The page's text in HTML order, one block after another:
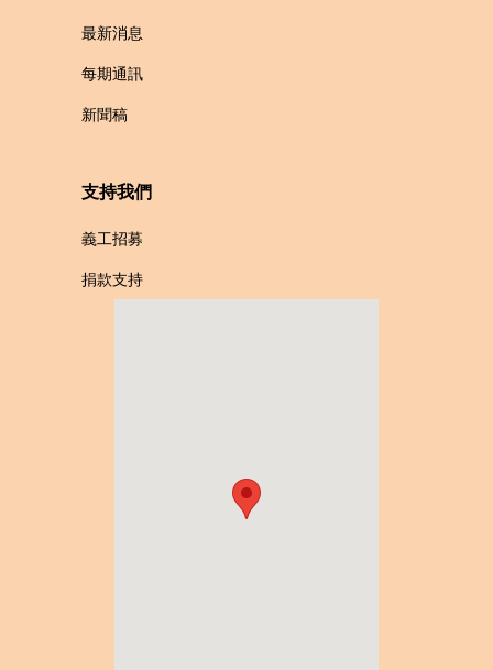
最新消息
每期通訊
新聞稿
支持我們
義工招募
捐款支持